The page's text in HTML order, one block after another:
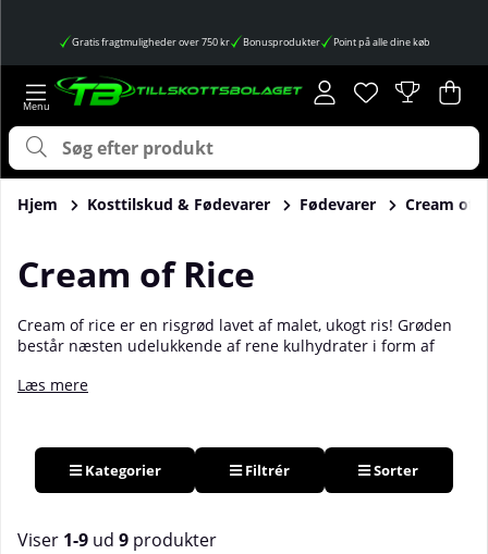
Gratis fragtmuligheder over 750 kr Bonusprodukter Point på alle dine køb
Ønskeliste
Antal på
. .
Hjem Kosttilskud & Fødevarer Fødevarer Cream of
Cream of Rice
Cream of rice er en risgrød lavet af malet, ukogt ris! Grøden
består næsten udelukkende af rene kulhydrater i form af
perfekt som både morgenmad, mellemmåltid eller
også blande den med vand eller mælk og drikke den som den
er! Hos os finder du Cream of Rice fra flere forskellige
mærker, som alle holder høj kvalitet. Køb din Cream of Rice
Læs mere
Kategorier Filtrér Sorter
Viser 1-9 ud 9 produkter